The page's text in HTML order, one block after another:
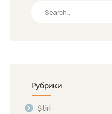
Рубрики
Știri